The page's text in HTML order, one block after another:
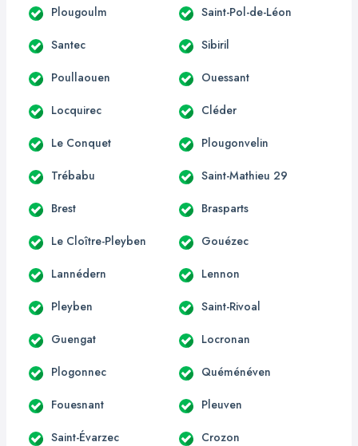
Plougoulm Saint-Pol-de-Léon
Santec Sibiril
Poullaouen Ouessant
Locquirec Cléder
Le Conquet Plougonvelin
Trébabu Saint-Mathieu 29
Brest Brasparts
Le Cloître-Pleyben Gouézec
Lannédern Lennon
Pleyben Saint-Rivoal
Guengat Locronan
Plogonnec Quéménéven
Fouesnant Pleuven
Saint-Évarzec Crozon